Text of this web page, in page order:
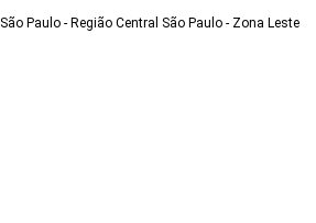
São Paulo - Região Central São Paulo - Zona Leste